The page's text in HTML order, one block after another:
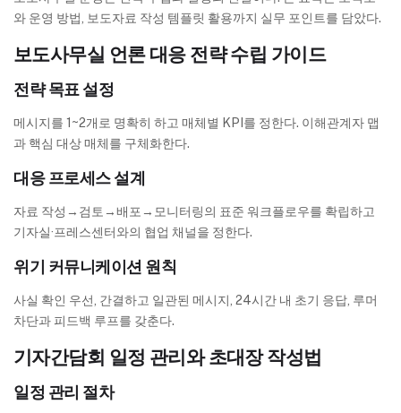
와 운영 방법, 보도자료 작성 템플릿 활용까지 실무 포인트를 담았다.
보도사무실 언론 대응 전략 수립 가이드
전략 목표 설정
메시지를 1~2개로 명확히 하고 매체별 KPI를 정한다. 이해관계자 맵
과 핵심 대상 매체를 구체화한다.
대응 프로세스 설계
자료 작성→검토→배포→모니터링의 표준 워크플로우를 확립하고
기자실·프레스센터와의 협업 채널을 정한다.
위기 커뮤니케이션 원칙
사실 확인 우선, 간결하고 일관된 메시지, 24시간 내 초기 응답, 루머
차단과 피드백 루프를 갖춘다.
기자간담회 일정 관리와 초대장 작성법
일정 관리 절차